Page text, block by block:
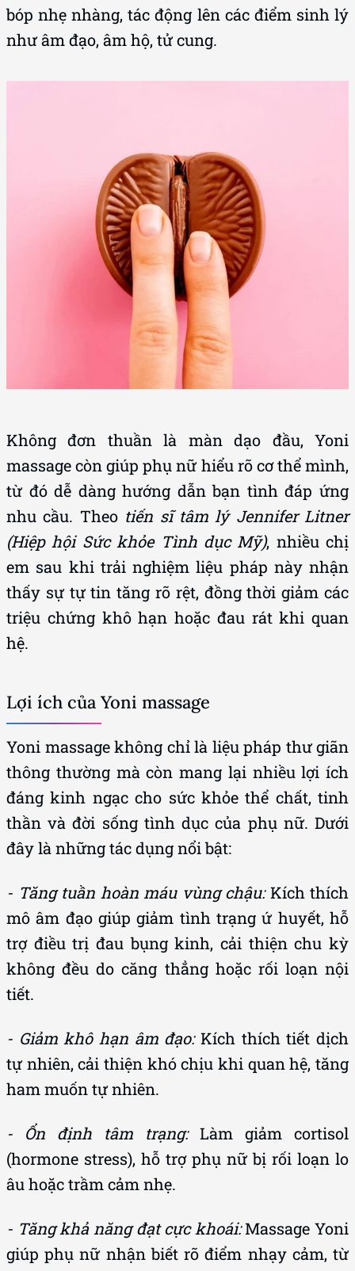
bóp nhẹ nhàng, tác động lên các điểm sinh lý
như âm đạo, âm hộ, tử cung.
Không đơn thuần là màn dạo đầu, Yoni
massage còn giúp phụ nữ hiểu rõ cơ thể mình,
từ đó dễ dàng hướng dẫn bạn tình đáp ứng
nhu cầu. Theo tiến sĩ tâm lý Jennifer Litner
(Hiệp hội Sức khỏe Tình dục Mỹ), nhiều chị
em sau khi trải nghiệm liệu pháp này nhận
thấy sự tự tin tăng rõ rệt, đồng thời giảm các
triệu chứng khô hạn hoặc đau rát khi quan
hệ.
Lợi ích của Yoni massage
Yoni massage không chỉ là liệu pháp thư giãn
thông thường mà còn mang lại nhiều lợi ích
đáng kinh ngạc cho sức khỏe thể chất, tinh
thần và đời sống tình dục của phụ nữ. Dưới
đây là những tác dụng nổi bật:
- Tăng tuần hoàn máu vùng chậu:Kích thích
mô âm đạo giúp giảm tình trạng ứ huyết, hỗ
trợ điều trị đau bụng kinh, cải thiện chu kỳ
không đều do căng thẳng hoặc rối loạn nội
tiết.
- Giảm khô hạn âm đạo: Kích thích tiết dịch
tự nhiên, cải thiện khó chịu khi quan hệ, tăng
ham muốn tự nhiên.
- Ổn định tâm trạng:Làm giảm cortisol
(hormone stress), hỗ trợ phụ nữ bị rối loạn lo
âu hoặc trầm cảm nhẹ.
- Tăng khả năng đạt cực khoái:Massage Yoni
giúp phụ nữ nhận biết rõ điểm nhạy cảm, từ